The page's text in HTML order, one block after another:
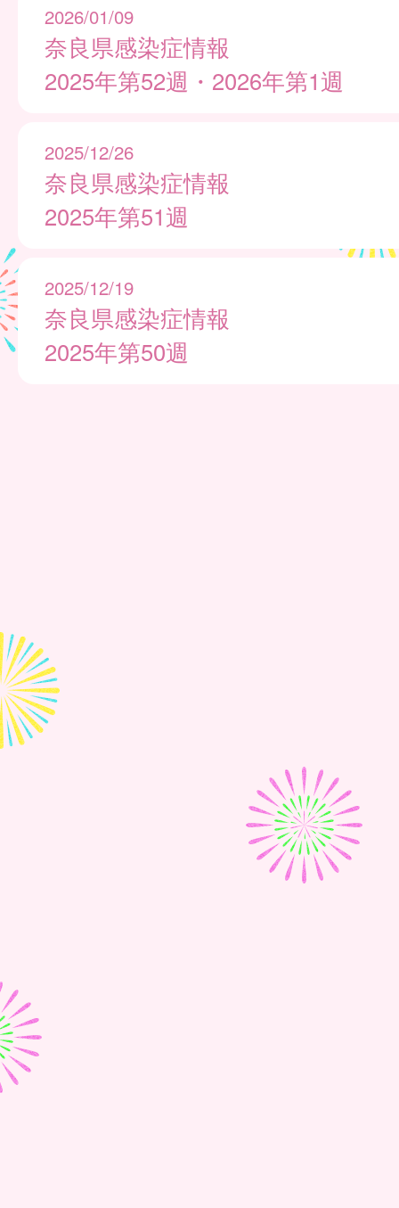
2026/01/09
奈良県感染症情報
2025年第52週・2026年第1週
2025/12/26
奈良県感染症情報
2025年第51週
2025/12/19
奈良県感染症情報
2025年第50週